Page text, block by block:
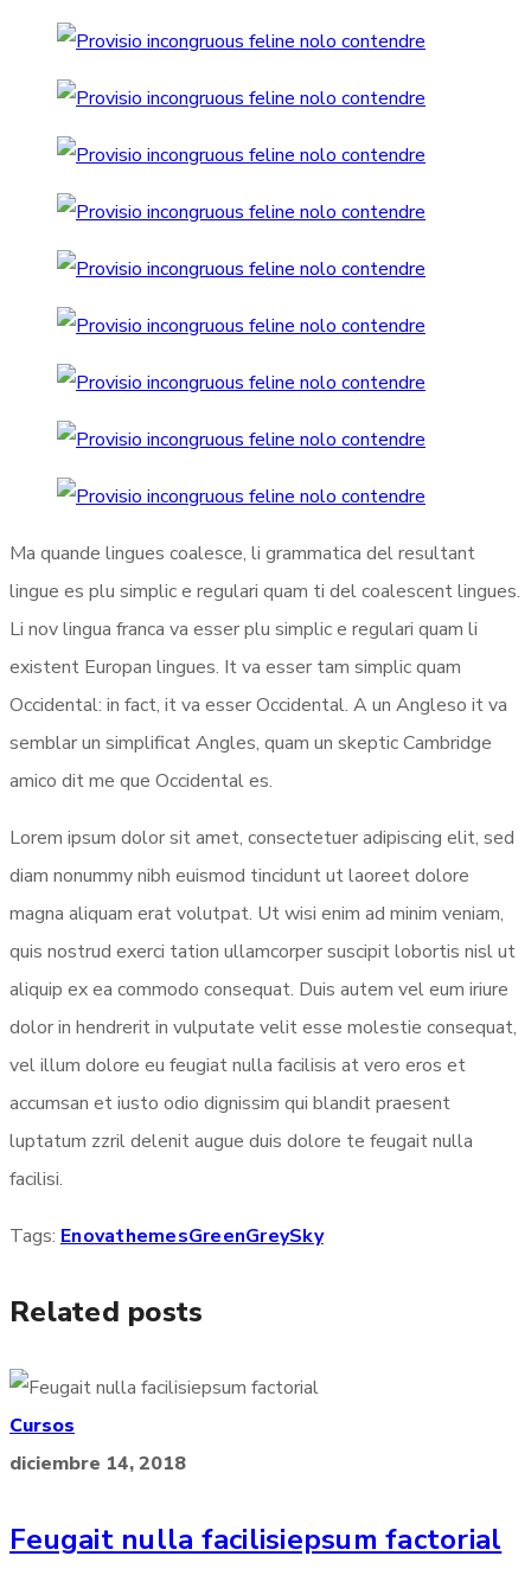
Ma quande lingues coalesce, li grammatica del resultant
lingue es plu simplic e regulari quam ti del coalescent lingues.
Li nov lingua franca va esser plu simplic e regulari quam li
existent Europan lingues. It va esser tam simplic quam
Occidental: in fact, it va esser Occidental. A un Angleso it va
semblar un simplificat Angles, quam un skeptic Cambridge
amico dit me que Occidental es.
Lorem ipsum dolor sit amet, consectetuer adipiscing elit, sed
diam nonummy nibh euismod tincidunt ut laoreet dolore
magna aliquam erat volutpat. Ut wisi enim ad minim veniam,
quis nostrud exerci tation ullamcorper suscipit lobortis nisl ut
aliquip ex ea commodo consequat. Duis autem vel eum iriure
dolor in hendrerit in vulputate velit esse molestie consequat,
vel illum dolore eu feugiat nulla facilisis at vero eros et
accumsan et iusto odio dignissim qui blandit praesent
luptatum zzril delenit augue duis dolore te feugait nulla
facilisi.
Tags: EnovathemesGreenGreySky
Related posts
Cursos
diciembre 14, 2018
Feugait nulla facilisiepsum factorial